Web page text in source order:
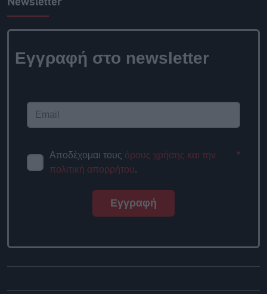
Newsletter
Εγγραφή στο
Αποδέχομαι τους
και την πολιτική απορρήτου